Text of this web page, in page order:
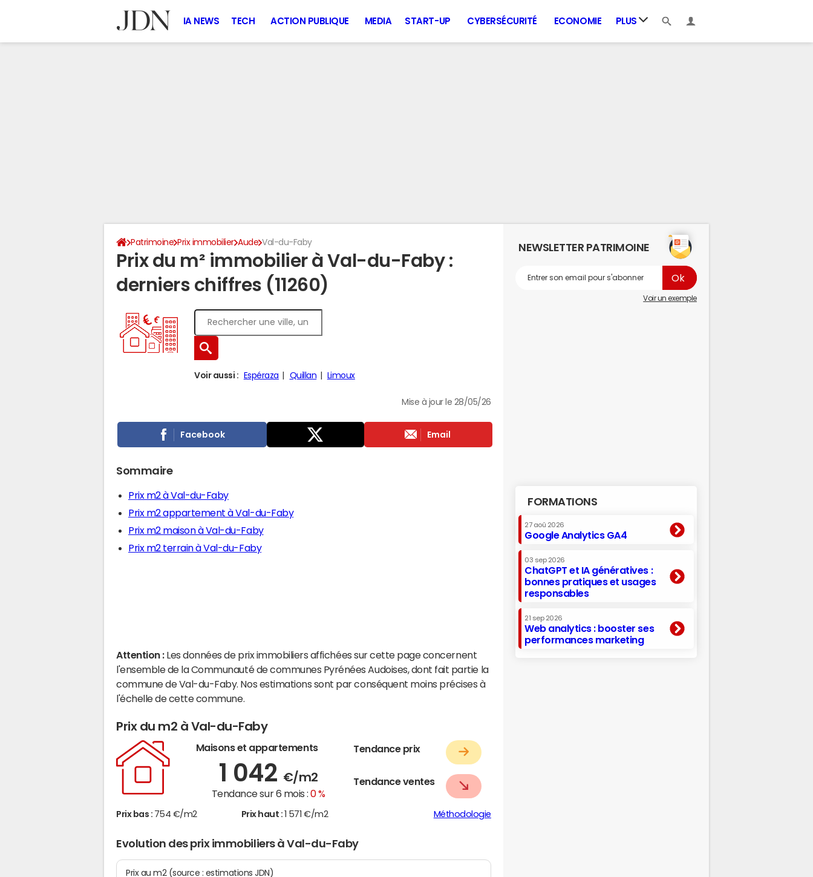
IA NEWS TECH ACTION PUBLIQUE MEDIA START-UP CYBERSÉCURITÉ ECONOMIE PLUS
Patrimoine Prix immobilier Aude Val-du-Faby
Prix du m² immobilier à Val-du-Faby :
derniers chiffres (11260)
Voir aussi : Espéraza Quillan Limoux
Mise à jour le 28/05/26
Facebook Email
Sommaire
Prix m2 à Val-du-Faby
Prix m2 appartement à Val-du-Faby
Prix m2 maison à Val-du-Faby
Prix m2 terrain à Val-du-Faby
Attention : Les données de prix immobiliers affichées sur cette page concernent
l'ensemble de la Communauté de communes Pyrénées Audoises, dont fait partie la
commune de Val-du-Faby. Nos estimations sont par conséquent moins précises à
l'échelle de cette commune.
Prix du m2 à Val-du-Faby
Maisons et appartements
1 042 €/m2
Tendance sur 6 mois :0 %
Tendance prix
Tendance ventes
Prix bas : 754 €/m2 Prix haut : 1 571 €/m2 Méthodologie
Evolution des prix immobiliers à Val-du-Faby
Prix au m2 (source : estimations JDN)
NEWSLETTER PATRIMOINE
Voir un exemple
FORMATIONS
27 aoû 2026
Google Analytics GA4
03 sep 2026
ChatGPT et IA génératives :
bonnes pratiques et usages
responsables
21 sep 2026
Web analytics : booster ses
performances marketing